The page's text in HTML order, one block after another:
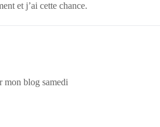
et j’ai cette chance.
mon blog samedi